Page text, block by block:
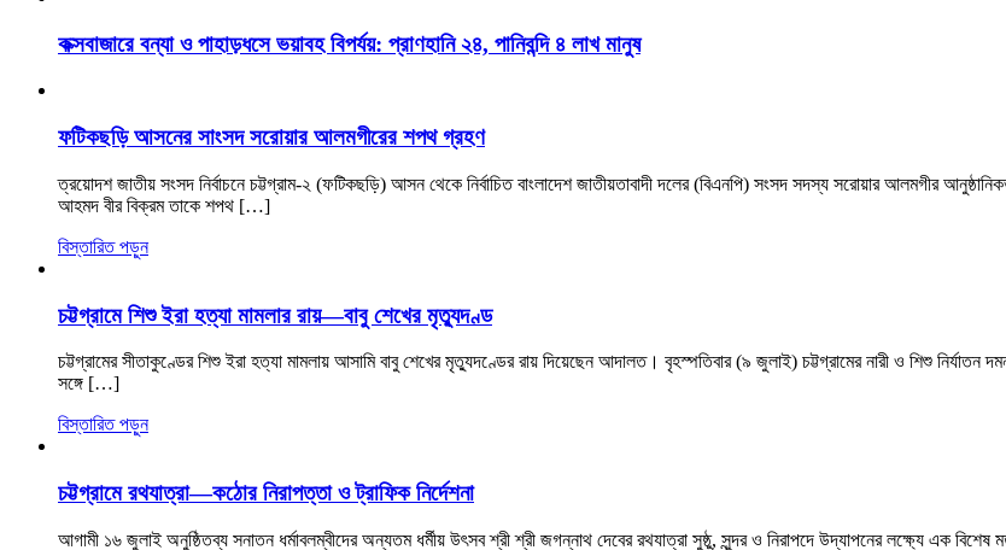
কক্সবাজারে বন্যা ও পাহাড়ধসে ভয়াবহ বিপর্যয়: প্রাণহানি ২৪, পানিবন্দি ৪ লাখ মানুষ
ফটিকছড়ি আসনের সাংসদ সরোয়ার আলমগীরের শপথ গ্রহণ
ত্রয়োদশ জাতীয় সংসদ নির্বাচনে চট্টগ্রাম-২ (ফটিকছড়ি) আসন থেকে নির্বাচিত বাংলাদেশ জাতীয়তাবাদী দলের (বিএনপি) সংসদ সদস্য সরোয়ার আলমগীর
আহমদ বীর বিক্রম তাকে শপথ […]
বিস্তারিত পড়ুন
চট্টগ্রামে শিশু ইরা হত্যা মামলার রায়—বাবু শেখের মৃত্যুদণ্ড
চট্টগ্রামের সীতাকুণ্ডের শিশু ইরা হত্যা মামলায় আসামি বাবু শেখের মৃত্যুদণ্ডের রায় দিয়েছেন আদালত। বৃহস্পতিবার (৯ জুলাই) চট্টগ্রামের নারী ও শিশু
সঙ্গে […]
বিস্তারিত পড়ুন
চট্টগ্রামে রথযাত্রা—কঠোর নিরাপত্তা ও ট্রাফিক নির্দেশনা
আগামী ১৬ জুলাই অনুষ্ঠিতব্য সনাতন ধর্মাবলম্বীদের অন্যতম ধর্মীয় উৎসব শ্রী শ্রী জগন্নাথ দেবের রথযাত্রা সুষ্ঠু, সুন্দর ও নিরাপদে উদ্‌যাপনের লক্ষ্যে এক